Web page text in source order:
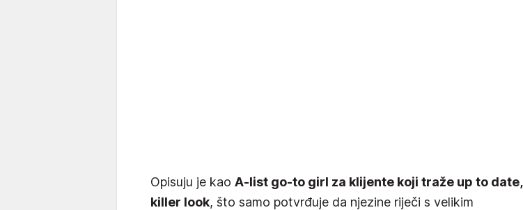
Opisuju je kao A-list go-to girl za klijente koji traže up to date,
killer look, što samo potvrđuje da njezine riječi s velikim